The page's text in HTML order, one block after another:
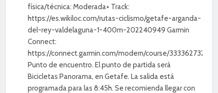
física/técnica: Moderada+ Track:
https://es.wikiloc.com/rutas-ciclismo/getafe-arganda-
del-rey-valdelaguna-1-400m-202240949 Garmin
Connect:
https://connect.garmin.com/modern/course/333362732
Punto de encuentro. El punto de partida será
Bicicletas Panorama, en Getafe. La salida está
programada para las 8:45h. Se recomienda llegar con